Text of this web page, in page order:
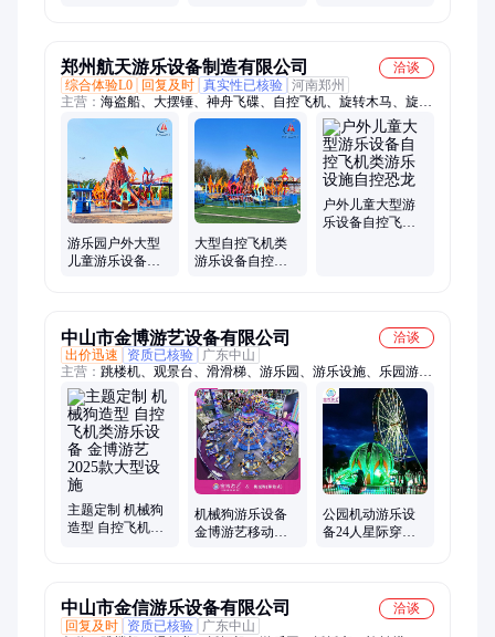
郑州航天游乐设备制造有限公司
洽谈
综合体验L0
回复及时 真实性已核验 河南郑州
主营： 海盗船、大摆锤、神舟飞碟、自控飞机、旋转木马、旋转
塔、旋转飞椅、自控恐龙、迪斯科转盘、迷你穿梭
游乐园户外大型
儿童游乐设备自
大型自控飞机类
游乐设备自控恐
户外儿童大型游
乐设备自控飞机
中山市金博游艺设备有限公司
洽谈
出价迅速
资质已核验
广东中山
主营： 跳楼机、观景台、滑滑梯、游乐园、游乐设施、乐园游
乐、游艺机、小火车、碰碰车、海盗船、喷球车、摩天轮、过山
车、大摆锤、24座宫廷、景区滑道、旋转木马、网红秋千、摇头
飞椅、户外娱乐、悬崖秋千、欧式旋转、地板电网、轨道火车、
双层豪华
主题定制 机械狗
造型 自控飞机类
机械狗游乐设备
金博游艺移动式
公园机动游乐设
备24人星际穿越-
金博新款游乐设
备定制-新品星际
中山市金信游乐设备有限公司
洽谈
回复及时
资质已核验
广东中山